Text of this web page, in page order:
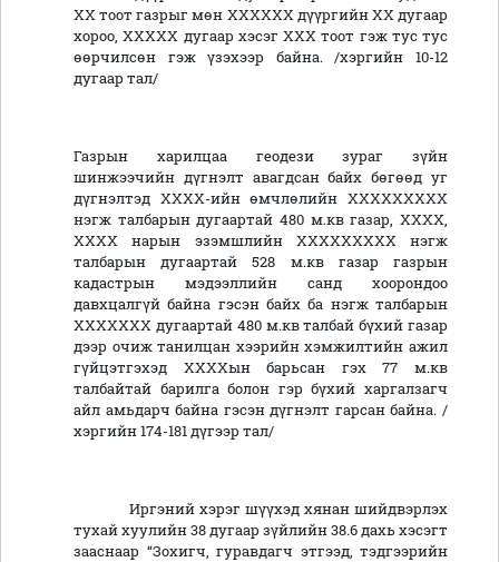
ХХ тоот газрыг мөн ХХХХХХ дүүргийн ХХ дугаар
хороо, ХХХХХ дугаар хэсэг ХХХ тоот гэж тус тус
өөрчилсөн гэж үзэхээр байна. /хэргийн 10-12
дугаар тал/
Газрын харилцаа геодези зураг зүйн
шинжээчийн дүгнэлт авагдсан байх бөгөөд уг
дүгнэлтэд ХХХХ-ийн өмчлөлийн ХХХХХХХХХ
нэгж талбарын дугаартай 480 м.кв газар, ХХХХ,
ХХХХ нарын эзэмшлийн ХХХХХХХХХ нэгж
талбарын дугаартай 528 м.кв газар газрын
кадастрын мэдээллийн санд хоорондоо
давхцалгүй байна гэсэн байх ба нэгж талбарын
ХХХХХХХ дугаартай 480 м.кв талбай бүхий газар
дээр очиж танилцан хээрийн хэмжилтийн ажил
гүйцэтгэхэд ХХХХын барьсан гэх 77 м.кв
талбайтай барилга болон гэр бүхий харгалзагч
айл амьдарч байна гэсэн дүгнэлт гарсан байна. /
хэргийн 174-181 дүгээр тал/
Иргэний хэрэг шүүхэд хянан шийдвэрлэх
тухай хуулийн 38 дугаар зүйлийн 38.6 дахь хэсэгт
зааснаар “Зохигч, гуравдагч этгээд, тэдгээрийн